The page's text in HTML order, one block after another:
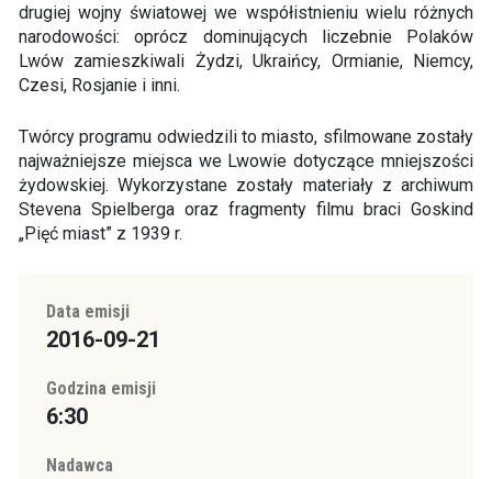
drugiej wojny światowej we współistnieniu wielu różnych
narodowości: oprócz dominujących liczebnie Polaków
Lwów zamieszkiwali Żydzi, Ukraińcy, Ormianie, Niemcy,
Czesi, Rosjanie i inni.
Twórcy programu odwiedzili to miasto, sfilmowane zostały
najważniejsze miejsca we Lwowie dotyczące mniejszości
żydowskiej. Wykorzystane zostały materiały z archiwum
Stevena Spielberga oraz fragmenty filmu braci Goskind
„Pięć miast” z 1939 r.
Data emisji
2016-09-21
Godzina emisji
6:30
Nadawca